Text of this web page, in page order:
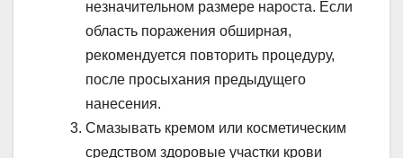
незначительном размере нароста. Если
область поражения обширная,
рекомендуется повторить процедуру,
после просыхания предыдущего
нанесения.
Смазывать кремом или косметическим
средством здоровые участки крови